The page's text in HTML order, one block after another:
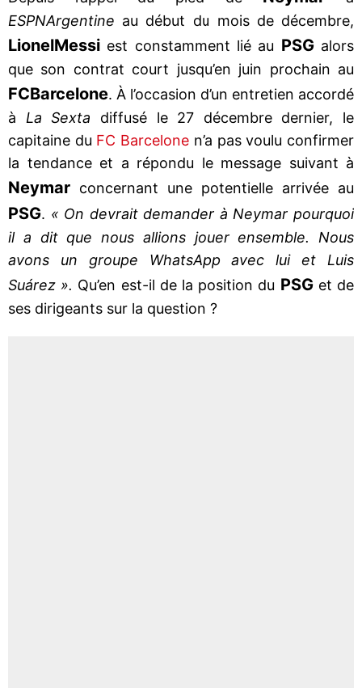
ESPNArgentine au début du mois de décembre,
LionelMessi est constamment lié au PSGalors
que son contrat court jusqu’en juin prochain au
FCBarcelone. À l’occasion d’un entretien accordé
à La Sexta diffusé le 27 décembre dernier, le
capitaine du FC Barcelone n’a pas voulu confirmer
la tendance et a répondu le message suivant à
Neymar concernant une potentielle arrivée au
PSG. « On devrait demander à Neymar pourquoi
il a dit que nous allions jouer ensemble. Nous
avons un groupe WhatsApp avec lui et Luis
Suárez ». Qu’en est-il de la position du PSGet de
ses dirigeants sur la question ?